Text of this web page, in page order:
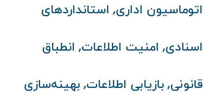
اتوماسیون اداری, استانداردهای
اسنادی, امنیت اطلاعات, انطباق
قانونی, بازیابی اطلاعات, بهینه‌سازی